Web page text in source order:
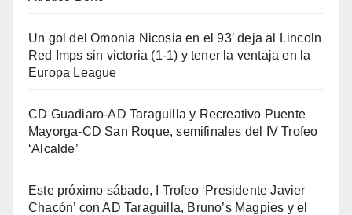
Un gol del Omonia Nicosia en el 93′ deja al Lincoln
Red Imps sin victoria (1-1) y tener la ventaja en la
Europa League
CD Guadiaro-AD Taraguilla y Recreativo Puente
Mayorga-CD San Roque, semifinales del IV Trofeo
‘Alcalde’
Este próximo sábado, I Trofeo ‘Presidente Javier
Chacón’ con AD Taraguilla, Bruno’s Magpies y el